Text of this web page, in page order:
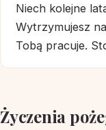
Niech kolejne
Wytrzymujesz
Tobą pracuje.
Życzenia